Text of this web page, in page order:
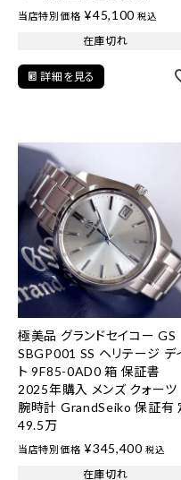
当店特別価格 ¥45,100 税込
在庫切れ
詳細を見る
極美品 グランドセイコー GS
SBGP001 SS ヘリテージ デ
ト 9F85-0AD0 箱 保証書
2025年購入 メンズ クォーツ
腕時計 GrandSeiko 保証有
49.5万
当店特別価格 ¥345,400 税込
在庫切れ